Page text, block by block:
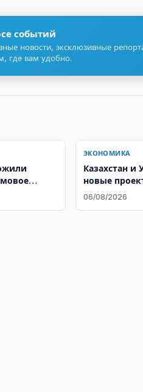
событий
новости, эксклюзивные
где вам удобно.
ЭКОНОМИКА
Казахстан и
новые
06/08/2026